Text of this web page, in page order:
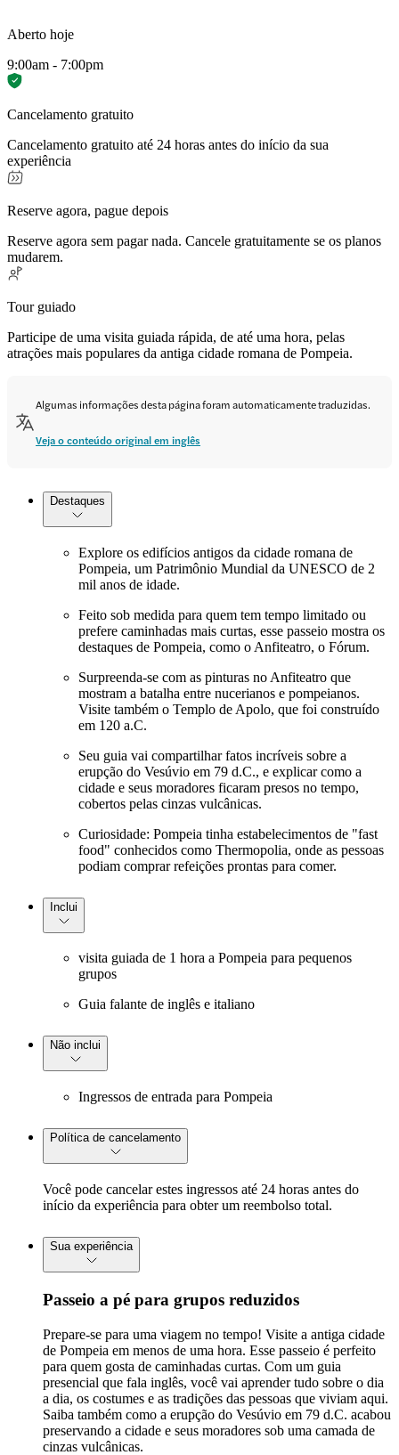
Aberto hoje
9:00am - 7:00pm
Cancelamento gratuito
Cancelamento gratuito até 24 horas antes do início da sua
experiência
Reserve agora, pague depois
Reserve agora sem pagar nada. Cancele gratuitamente se os planos
mudarem.
Tour guiado
Participe de uma visita guiada rápida, de até uma hora, pelas
atrações mais populares da antiga cidade romana de Pompeia.
Algumas informações desta página foram automaticamente traduzidas.
Veja o conteúdo original em inglês
Destaques
Explore os edifícios antigos da cidade romana de
Pompeia, um Patrimônio Mundial da UNESCO de 2
mil anos de idade.
Feito sob medida para quem tem tempo limitado ou
prefere caminhadas mais curtas, esse passeio mostra os
destaques de Pompeia, como o Anfiteatro, o Fórum.
Surpreenda-se com as pinturas no Anfiteatro que
mostram a batalha entre nucerianos e pompeianos.
Visite também o Templo de Apolo, que foi construído
em 120 a.C.
Seu guia vai compartilhar fatos incríveis sobre a
erupção do Vesúvio em 79 d.C., e explicar como a
cidade e seus moradores ficaram presos no tempo,
cobertos pelas cinzas vulcânicas.
Curiosidade: Pompeia tinha estabelecimentos de "fast
food" conhecidos como Thermopolia, onde as pessoas
podiam comprar refeições prontas para comer.
Inclui
visita guiada de 1 hora a Pompeia para pequenos
grupos
Guia falante de inglês e italiano
Não inclui
Ingressos de entrada para Pompeia
Política de cancelamento
Você pode cancelar estes ingressos até 24 horas antes do
início da experiência para obter um reembolso total.
Sua experiência
Passeio a pé para grupos reduzidos
Prepare-se para uma viagem no tempo! Visite a antiga cidade
de Pompeia em menos de uma hora. Esse passeio é perfeito
para quem gosta de caminhadas curtas. Com um guia
presencial que fala inglês, você vai aprender tudo sobre o dia
a dia, os costumes e as tradições das pessoas que viviam aqui.
Saiba também como a erupção do Vesúvio em 79 d.C. acabou
preservando a cidade e seus moradores sob uma camada de
cinzas vulcânicas.